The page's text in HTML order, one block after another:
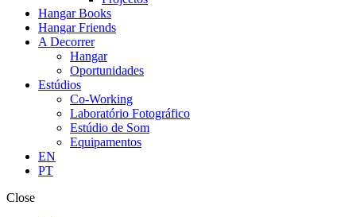
Hangar Books
Hangar Friends
A Decorrer
Hangar
Oportunidades
Estúdios
Co-Working
Laboratório Fotográfico
Estúdio de Som
Equipamentos
EN
PT
Close